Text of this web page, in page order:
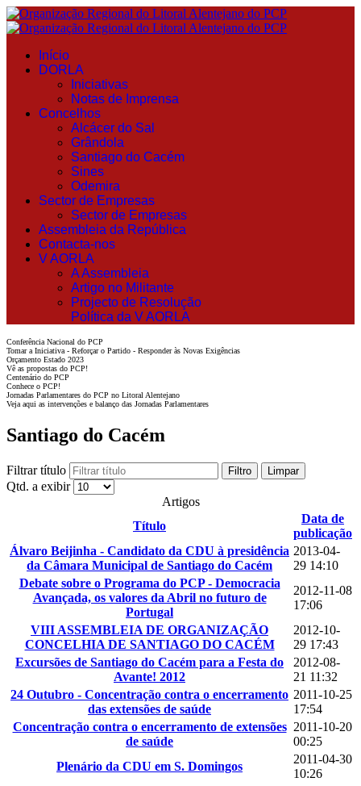
Início
DORLA
Iniciativas
Notas de Imprensa
Concelhos
Alcácer do Sal
Grândola
Santiago do Cacém
Sines
Odemira
Sector de Empresas
Sector de Empresas
Assembleia da República
Contacta-nos
V AORLA
A Assembleia
Artigo no Militante
Projecto de Resolução
Política da V AORLA
Conferência Nacional do PCP
Tomar a Iniciativa - Reforçar o Partido - Responder às Novas Exigências
Orçamento Estado 2023
Vê as propostas do PCP!
Centenário do PCP
Conhece o PCP!
Jornadas Parlamentares do PCP no Litoral Alentejano
Veja aqui as intervenções e balanço das Jornadas Parlamentares
Santiago do Cacém
Filtrar título Filtro Limpar
Qtd. a exibir
Artigos
Título
Data de
publicação
Álvaro Beijinha - Candidato da CDU à presidência
da Câmara Municipal de Santiago do Cacém
2013-04-
29 14:10
Debate sobre o Programa do PCP - Democracia
Avançada, os valores da Abril no futuro de
Portugal
2012-11-08
17:06
VIII ASSEMBLEIA DE ORGANIZAÇÃO
CONCELHIA DE SANTIAGO DO CACÉM
2012-10-
29 17:43
Excursões de Santiago do Cacém para a Festa do
Avante! 2012
2012-08-
21 11:32
24 Outubro - Concentração contra o encerramento
das extensões de saúde
2011-10-25
17:54
Concentração contra o encerramento de extensões
de saúde
2011-10-20
00:25
Plenário da CDU em S. Domingos
2011-04-30
10:26